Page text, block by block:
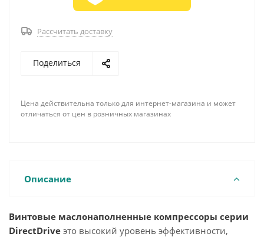
Рассчитать доставку
Поделиться
Цена действительна только для интернет-магазина и может
отличаться от цен в розничных магазинах
Описание
Винтовые маслонаполненные компрессоры серии
DirectDrive это высокий уровень эффективности,